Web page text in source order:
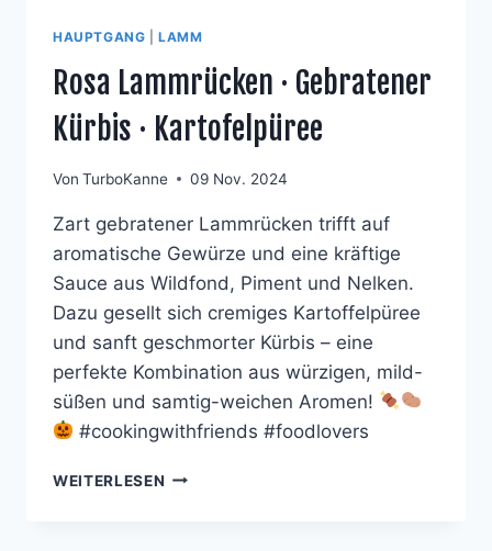
HAUPTGANG |LAMM
Rosa Lammrücken · Gebratener
Kürbis · Kartofelpüree
Von TurboKanne 09 Nov. 2024
Zart gebratener Lammrücken trifft auf
aromatische Gewürze und eine kräftige
Sauce aus Wildfond, Piment und Nelken.
Dazu gesellt sich cremiges Kartoffelpüree
und sanft geschmorter Kürbis – eine
perfekte Kombination aus würzigen, mild-
süßen und samtig-weichen Aromen!
#cookingwithfriends #foodlovers
WEITERLESEN ROSA